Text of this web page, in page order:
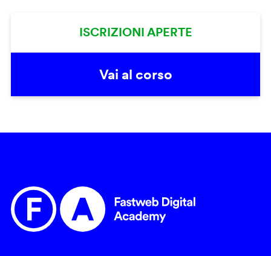
ISCRIZIONI APERTE
Vai al corso